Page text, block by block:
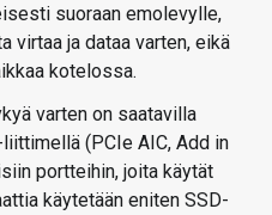
suoraan emolevylle,
virtaa ja dataa varten, eikä
kotelossa.
varten on saatavilla
(PCIe AIC, Add in
portteihin, joita käytät
käytetään eniten SSD-